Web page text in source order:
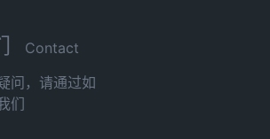
Contact
问，请通过如
们